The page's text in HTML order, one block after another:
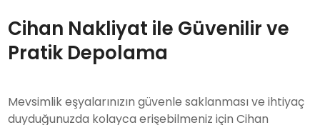
Cihan Nakliyat ile Güvenilir ve
Pratik Depolama
Mevsimlik eşyalarınızın güvenle saklanması ve ihtiyaç
duyduğunuzda kolayca erişebilmeniz için Cihan